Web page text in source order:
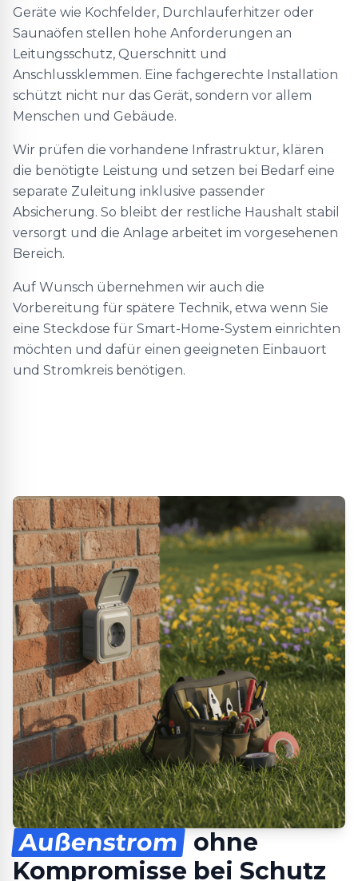
Geräte wie Kochfelder, Durchlauferhitzer oder
Saunaöfen stellen hohe Anforderungen an
Leitungsschutz, Querschnitt und
Anschlussklemmen. Eine fachgerechte Installation
schützt nicht nur das Gerät, sondern vor allem
Menschen und Gebäude.
Wir prüfen die vorhandene Infrastruktur, klären
die benötigte Leistung und setzen bei Bedarf eine
separate Zuleitung inklusive passender
Absicherung. So bleibt der restliche Haushalt stabil
versorgt und die Anlage arbeitet im vorgesehenen
Bereich.
Auf Wunsch übernehmen wir auch die
Vorbereitung für spätere Technik, etwa wenn Sie
eine Steckdose für Smart-Home-System einrichten
möchten und dafür einen geeigneten Einbauort
und Stromkreis benötigen.
Außenstrom ohne
Kompromisse bei Schutz